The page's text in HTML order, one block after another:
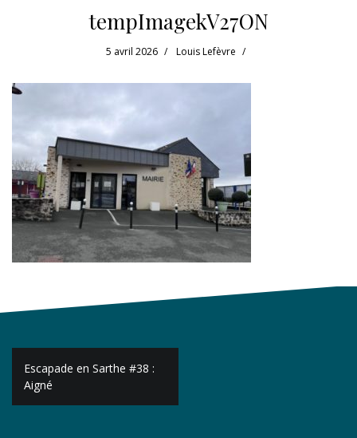
tempImagekV27ON
5 avril 2026 Louis Lefèvre
Navigation
de
l’article
Escapade en Sarthe #38 :
Aigné